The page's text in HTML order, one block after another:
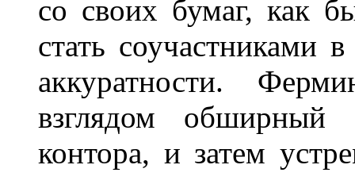
со своих бумаг, как
стать соучастниками
аккуратности.
взглядом обширный
контора, и затем